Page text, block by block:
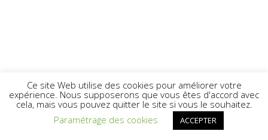
Ce site Web utilise des cookies pour améliorer votre
expérience. Nous supposerons que vous êtes d'accord avec
cela, mais vous pouvez quitter le site si vous le souhaitez.
Paramétrage des cookies
ACCEPTER